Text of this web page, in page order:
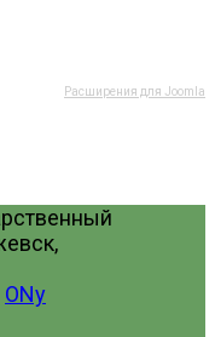
Расширения для Joomla
ONy